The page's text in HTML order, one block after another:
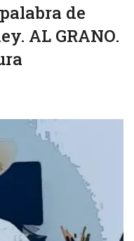
de
AL GRANO.